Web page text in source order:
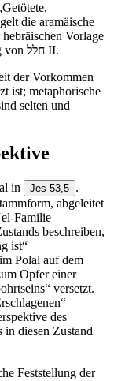
Vorlage
wider und stützt die lexikalische Hauptrichtung von חלל II.
der Vorkommen
ist; metaphorische
selten und
in Jes 53,5 .
abgeleitet
Familie
beschreiben,
ist“
Polal auf dem
Opfer einer
versetzt.
des
in diesen Zustand
Feststellung der